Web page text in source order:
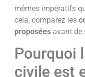
mêmes impératifs
cela, comparez les
proposées avant de
Pourquoi
civile est